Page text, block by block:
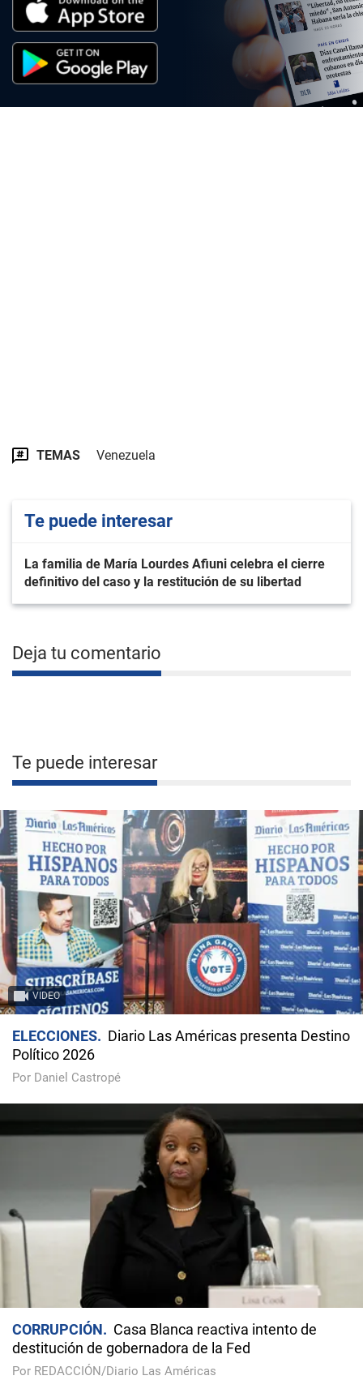
TEMAS Venezuela
Te puede interesar
La familia de María Lourdes Afiuni celebra el cierre
definitivo del caso y la restitución de su libertad
Deja tu comentario
Te puede interesar
VIDEO
ELECCIONES
Diario Las Américas presenta Destino
Político 2026
Por Daniel Castropé
CORRUPCIÓN
Casa Blanca reactiva intento de
destitución de gobernadora de la Fed
Por REDACCIÓN/Diario Las Américas